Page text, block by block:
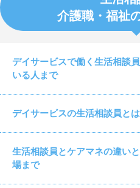
介護職・福祉
デイサービスで働く生活相談
いる人まで
デイサービスの生活相談員と
生活相談員とケアマネの違い
場まで